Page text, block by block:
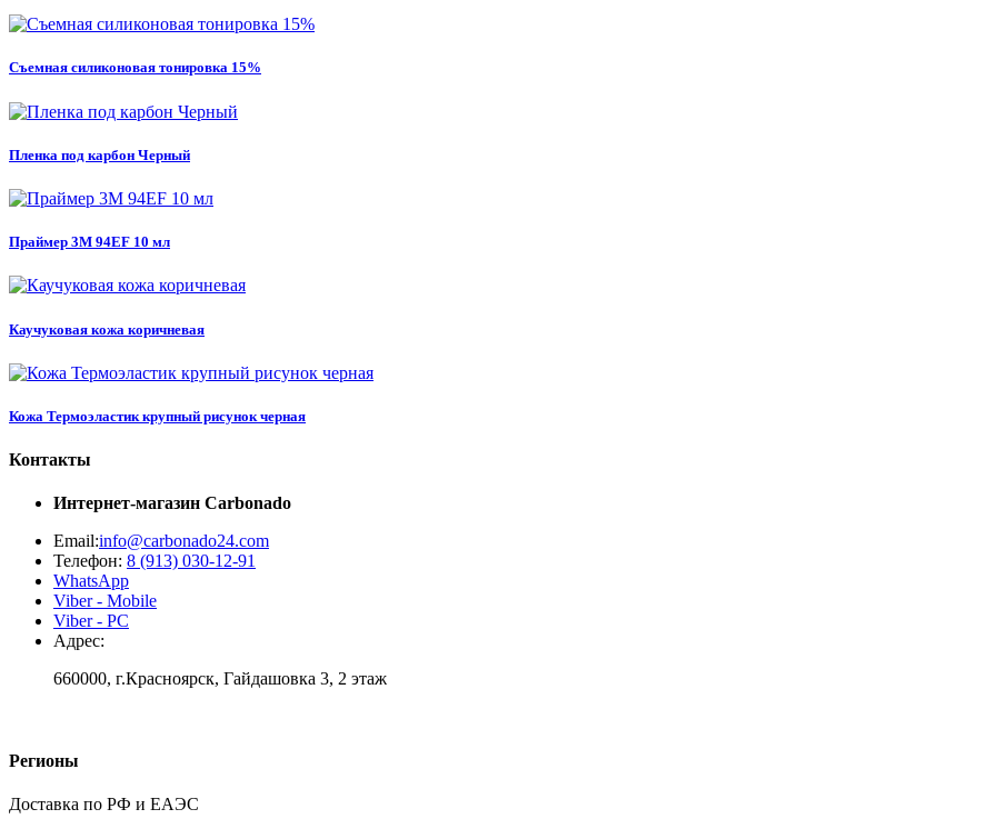
Съемная силиконовая тонировка 15%
Пленка под карбон Черный
Праймер 3M 94EF 10 мл
Каучуковая кожа коричневая
Кожа Термоэластик крупный рисунок черная
Контакты
Интернет-магазин Carbonado
Email:info@carbonado24.com
Телефон: 8 (913) 030-12-91
WhatsApp
Viber - Mobile
Viber - PC
Адрес:
660000, г.Красноярск, Гайдашовка 3, 2 этаж
Регионы
Доставка по РФ и ЕАЭС